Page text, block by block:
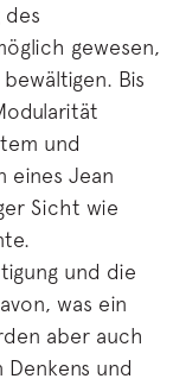
gewesen,
Bis
und
eines Jean
Sicht wie
und die
was ein
aber auch
und